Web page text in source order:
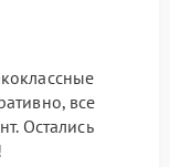
все
Остались